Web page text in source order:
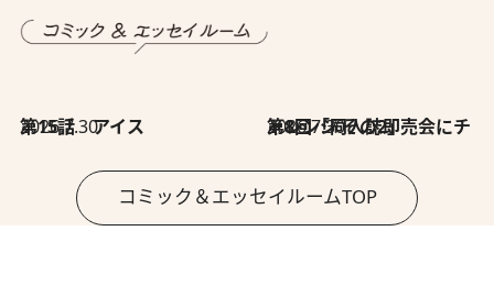
2026.7.30
第15話 アイス 2026.7.30
第8回「同人誌即売会にチャレンジ その2」
コミック＆エッセイルームTOP